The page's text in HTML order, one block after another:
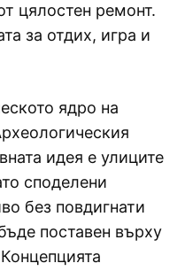
цялостен ремонт.
за отдих, игра и
ядро на
идея е улиците
споделени
без повдигнати
поставен върху